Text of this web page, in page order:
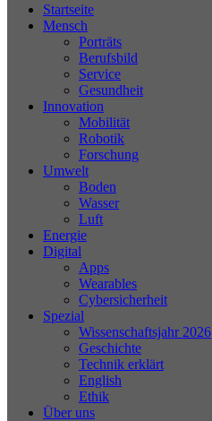
Startseite
Mensch
Porträts
Berufsbild
Service
Gesundheit
Innovation
Mobilität
Robotik
Forschung
Umwelt
Boden
Wasser
Luft
Energie
Digital
Apps
Wearables
Cybersicherheit
Spezial
Wissenschaftsjahr 2026
Geschichte
Technik erklärt
English
Ethik
Über uns